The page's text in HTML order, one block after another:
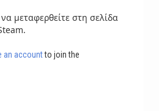
να μεταφερθείτε στη σελίδα
an accountto join the